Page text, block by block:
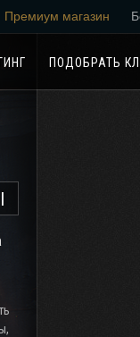
Премиум магазин
ПОДОБРАТЬ
I